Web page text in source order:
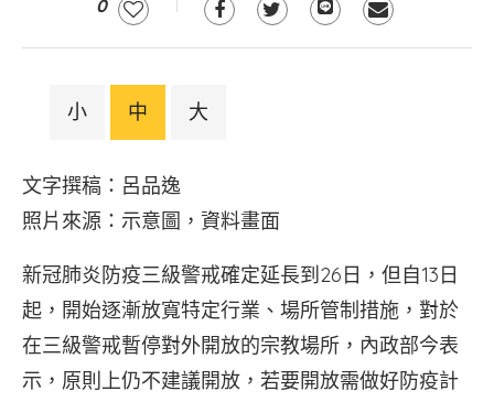
0
小 中 大
文字撰稿：呂品逸
照片來源：示意圖，資料畫面
新冠肺炎防疫三級警戒確定延長到26日，但自13日
起，開始逐漸放寬特定行業、場所管制措施，對於
在三級警戒暫停對外開放的宗教場所，內政部今表
示，原則上仍不建議開放，若要開放需做好防疫計